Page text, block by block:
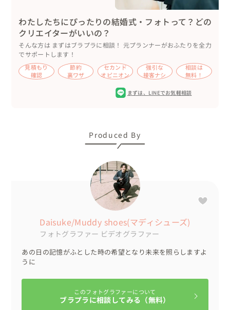
サプライズに喜んだ新郎様から、ナチュラルに指ハート♡
●ファミリーミート
ご両親とのご対面も、感動と笑顔でいっぱいに。
新婦様のご両親は少し涙ぐみながらも明るく声をかけ、新
郎様のご両親からは「キレイだね✨️」と温かい言葉が。
おふたりを囲む家族の優しさに、自然と会場が和みまし
リングガールの登場、そのままおふたりにハイタッチ♥️可
受付でゲストにメッセージを書いていただいた『ジェンガ
の結婚証明書』最後におふたりもメッセージを書いて仕上
おふたりらしい『誓いの言葉』には笑いも起き、アットホ
ームで楽しい雰囲気に。
●披露宴
新郎様がウェルカムスピーチで噛んでしまうと、新婦様が
て、両家ご両親の登場✨️
わたしたちにぴったりの結婚式・フォトって？どの
クリエイターがいいの？
そんな方は まずはブラプラに相談！ 元プランナーがおふたりを全力
でサポートします！
見積もり
確認
節約
裏ワザ
セカンド
オピニオン
強引な
接客ナシ
相談は
無料！
まずは、 LINEでお気軽相談
Produced By
Daisuke/Muddy shoes(マディシューズ)
フォトグラファー ビデオグラファー
あの日の記憶がふとした時の希望となり未来を照らしますよ
うに
このフォトグラファーについて
ブラプラに相談してみる（無料）